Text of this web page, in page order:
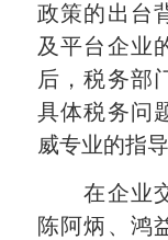
政策的出台
及平台企业
后，税务部
具体税务问
威专业的指导
在企业交
陈阿炳、鸿